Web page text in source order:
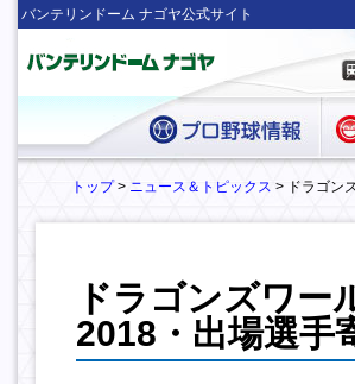
バンテリンドーム ナゴヤ公式サイト
トップ> ニュース＆トピックス > ドラゴン
ドラゴンズワー
2018・出場選手